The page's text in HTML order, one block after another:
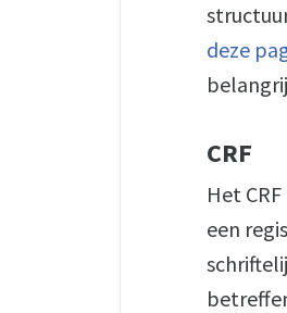
deze
CRF
Het
een